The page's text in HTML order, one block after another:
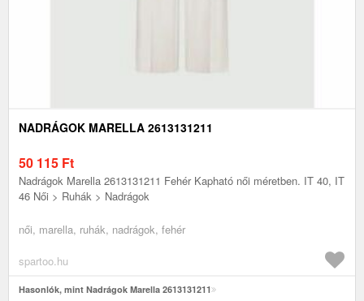
NADRÁGOK MARELLA 2613131211
50 115 Ft
Nadrágok Marella 2613131211 Fehér Kapható női méretben. IT 40, IT
46 Női > Ruhák > Nadrágok
női, marella, ruhák, nadrágok, fehér
spartoo.hu
Hasonlók, mint Nadrágok Marella 2613131211